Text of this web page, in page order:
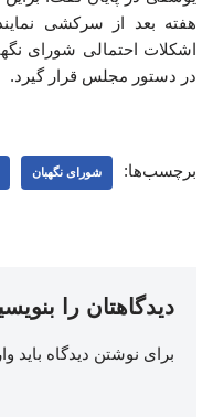
هفته بعد از سرکشی
اشکلات احتمالی شورای
در دستور مجلس قرار گیرد.
برچسب‌ها: شورای نگهبان
دیدگاهتان را
برای نوشتن دیدگاه باید